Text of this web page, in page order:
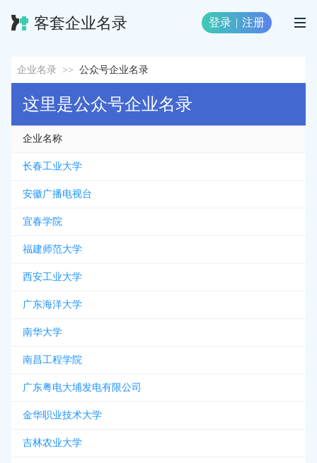
客套企业名录 登录 | 注册
企业名录 >> 公众号企业名录
这里是公众号企业名录
企业名称
长春工业大学
安徽广播电视台
宜春学院
福建师范大学
西安工业大学
广东海洋大学
南华大学
南昌工程学院
广东粤电大埔发电有限公司
金华职业技术大学
吉林农业大学